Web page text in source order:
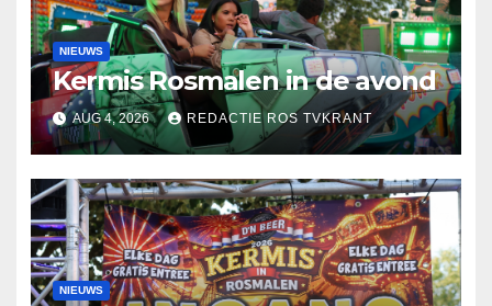
NIEUWS
Kermis Rosmalen in de avond
AUG 4, 2026 REDACTIE ROS TVKRANT
NIEUWS